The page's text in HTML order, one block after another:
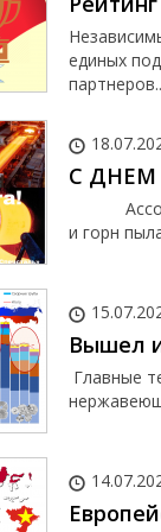
единых
С ДНЕМ
и горн
Вышел
Главные